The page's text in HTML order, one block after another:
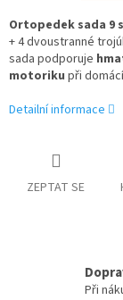
Ortopedek sada 9
+ 4 dvoustranné
sada podporuje
motoriku při
Detailní informace
ZEPTAT SE
Při